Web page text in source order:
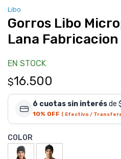
Libo
Gorros Libo
Lana
EN STOCK
$16.500
6 cuotas sin interésde
10% OFF ( Efectivo /
COLOR